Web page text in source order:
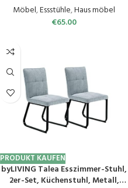
Vintage, Sitzmöbel,
Esszimmerstühle, Stühle,
Möbel,Essstühle,Haus möbel
€65.00
PRODUKT KAUFEN
byLIVING Talea Esszimmer-Stuhl,
2er-Set, Küchenstuhl, Metall,